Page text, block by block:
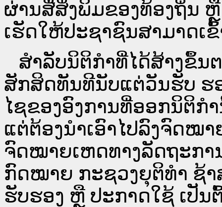
ຜ່ານ​ສື່ສິ່ງພິມຂອງທ້ອງຖິ່ນ
ເຮັດໃຫ້ປະຊາຊົນສາມາດເຂົ້
ສໍາລັບນິຕິກໍາທີ່ໄດ້ສ້າງຂຶ້ນ
ສັກສິດທັນທີນັບແຕ່ວັນຮັບ ຮ
ໄຊຂອງອົງການທີ່ອອກນິຕິ
ແຕ່ຕ້ອງນໍາເອົາໄປລົງຈົດໝ
ຈົດ​ໝາຍ​ເຫດ​ທາງ​ລັດ​ຖະ​ກ
ກົດໝາຍ ກະຊວງຍຸຕິທໍາ ຊ້
ຮັບຮອງ ຫຼື ປະກາດໃຊ້ ເປັນ